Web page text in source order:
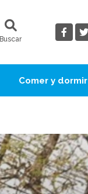
Buscar
Comer y dormir